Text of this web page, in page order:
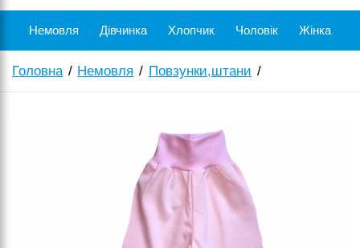
Немовля Дівчинка Хлопчик Чоловік Жінка
Головна Немовля Повзунки,штани